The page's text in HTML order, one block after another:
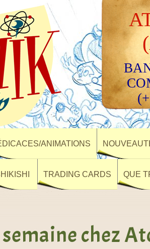
ANIMATIONS
TRADING CARDS QUE
chez